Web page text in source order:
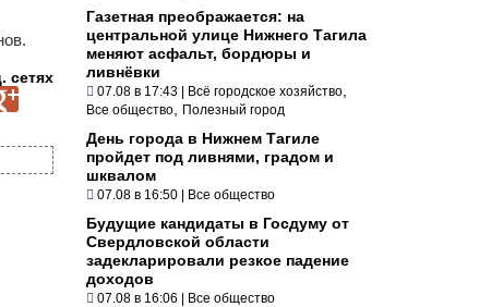
сетях
Газетная преображается: на
центральной улице Нижнего Тагила
меняют асфальт, бордюры и
ливнёвки
07.08 в 17:43 | Всё городское хозяйство
Все общество Полезный город
День города в Нижнем Тагиле
пройдет под ливнями, градом и
шквалом
07.08 в 16:50 | Все общество
Будущие кандидаты в Госдуму от
Свердловской области
задекларировали резкое падение
доходов
07.08 в 16:06 | Все общество